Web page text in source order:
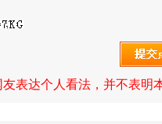
表达个人看法，并不表明